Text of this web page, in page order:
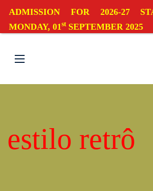
estilo retrô
ADMISSION FOR 2026-27
MONDAY, 01st SEPTEMBER 2025